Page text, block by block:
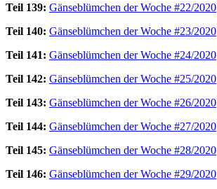
Teil 139: Gänseblümchen der Woche #22/2020
Teil 140: Gänseblümchen der Woche #23/2020
Teil 141: Gänseblümchen der Woche #24/2020
Teil 142: Gänseblümchen der Woche #25/2020
Teil 143: Gänseblümchen der Woche #26/2020
Teil 144: Gänseblümchen der Woche #27/2020
Teil 145: Gänseblümchen der Woche #28/2020
Teil 146: Gänseblümchen der Woche #29/2020